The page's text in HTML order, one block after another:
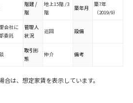
階建 /
階
地上15階 /3
階
築年月
築7年
（2019/9）
会社に
委託
管理人
状況
巡回 設備
取引形
態
仲介 備考
は、想定家賃を表示しています。